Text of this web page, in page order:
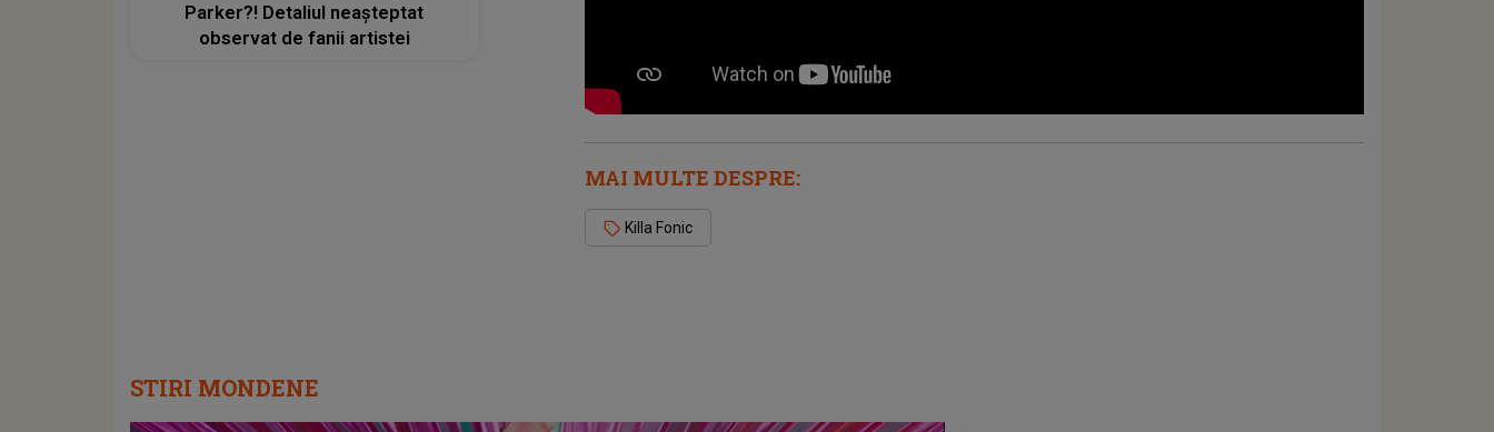
MAI MULTE DESPRE:
Killa Fonic
Parker?! Detaliul neașteptat
observat de fanii artistei
STIRI MONDENE